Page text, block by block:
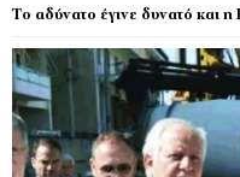
Το αδύνατο έγινε δυνατό και